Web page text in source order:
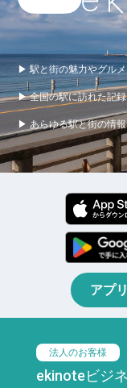
▶ 駅と街の魅力やグル
▶ 全国の駅に訪れた記
▶ あらゆる駅と街の情
アプ
法人のお客様
ekinoteビジ